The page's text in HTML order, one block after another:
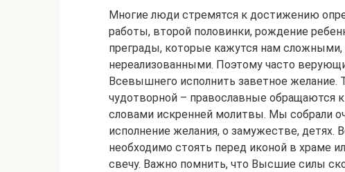
Многие люди стремятся к достижению
работы, второй половинки, рождение
преграды, которые кажутся нам
нереализованными. Поэтому часто
Всевышнего исполнить заветное желание.
чудотворной – православные обращаются
словами искренней молитвы. Мы собрали
исполнение желания, о замужестве,
необходимо стоять перед иконой в храме
свечу. Важно помнить, что Высшие силы